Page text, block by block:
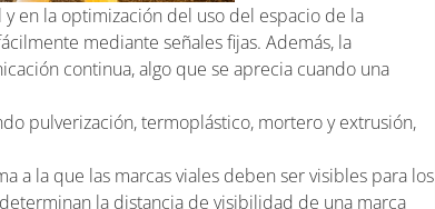
en la optimización del uso del espacio de la
mediante señales fijas. Además, la
continua, algo que se aprecia cuando una
pulverización, termoplástico, mortero y extrusión,
a la que las marcas viales deben ser visibles para los
la distancia de visibilidad de una marca